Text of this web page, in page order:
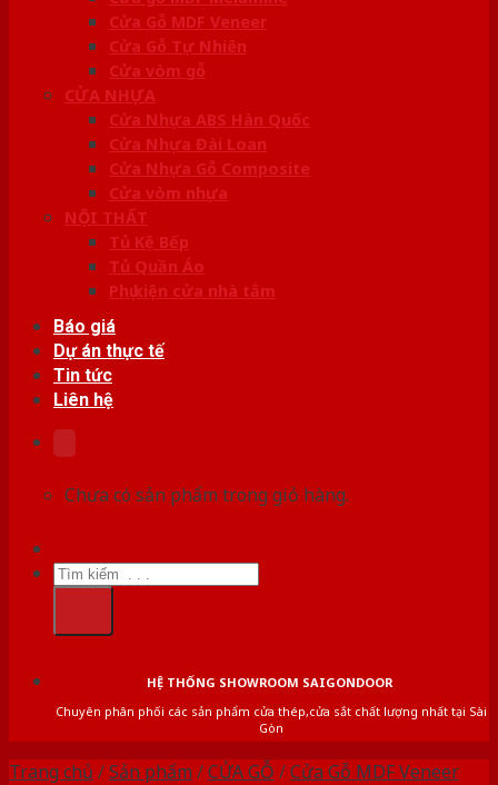
Cửa Gỗ MDF Veneer
Cửa Gỗ Tự Nhiên
Cửa vòm gỗ
CỬA NHỰA
Cửa Nhựa ABS Hàn Quốc
Cửa Nhựa Đài Loan
Cửa Nhựa Gỗ Composite
Cửa vòm nhựa
NỘI THẤT
Tủ Kệ Bếp
Tủ Quần Áo
Phụ kiện cửa nhà tắm
Báo giá
Dự án thực tế
Tin tức
Liên hệ
Chưa có sản phẩm trong giỏ hàng.
Tìm
kiếm:
HỆ THỐNG SHOWROOM SAIGONDOOR
Chuyên phân phối các sản phẩm cửa thép,cửa sắt chất lượng nhất tại Sài
Gòn
Trang chủ /Sản phẩm /CỬA GỖ /Cửa Gỗ MDF Veneer